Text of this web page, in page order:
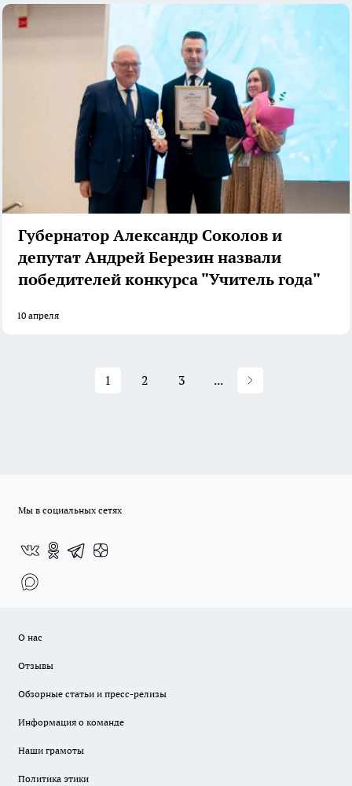
Губернатор Александр Соколов и
депутат Андрей Березин назвали
победителей конкурса "Учитель года"
10 апреля
1 2 3 ...
Мы в социальных сетях
О нас
Отзывы
Обзорные статьи и пресс-релизы
Информация о команде
Наши грамоты
Политика этики